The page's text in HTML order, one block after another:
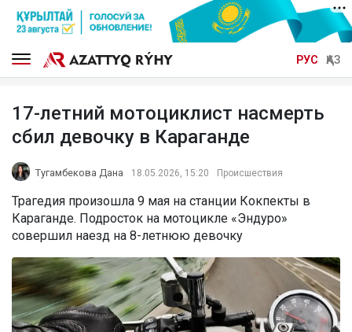
РУС ҚАЗ
17-летний мотоциклист насмерть
сбил девочку в Караганде
Тугамбекова Дана 18.05.2026, 15:20 Происшествия
Трагедия произошла 9 мая на станции Кокпекты в
Караганде. Подросток на мотоцикле «Эндуро»
совершил наезд на 8-летнюю девочку